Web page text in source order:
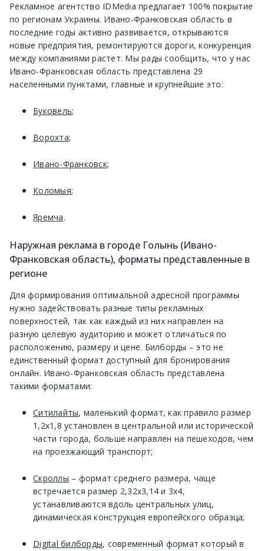
Рекламное агентство IDMedia предлагает 100% покрытие
по регионам Украины. Ивано-Франковская область в
последние годы активно развивается, открываются
новые предприятия, ремонтируются дороги, конкуренция
между компаниями растет. Мы рады сообщить, что у нас
Ивано-Франковская область представлена 29
населенными пунктами, главные и крупнейшие это:
Буковель;
Ворохта;
Ивано-Франковск;
Коломыя;
Яремча.
Наружная реклама в городе Голынь (Ивано-
Франковская область), форматы представленные в
регионе
Для формирования оптимальной адресной программы
нужно задействовать разные типы рекламных
поверхностей, так как каждый из них направлен на
разную целевую аудиторию и может отличаться по
расположению, размеру и цене. Билборды – это не
единственный формат доступный для бронирования
онлайн. Ивано-Франковская область представлена
такими форматами:
Ситилайты, маленький формат, как правило размер
1,2х1,8 установлен в центральной или исторической
части города, больше направлен на пешеходов, чем
на проезжающий транспорт;
Скроллы – формат среднего размера, чаще
встречается размер 2,32х3,14 и 3х4,
устанавливаются вдоль центральных улиц,
динамическая конструкция европейского образца;
Digital билборды, современный формат который в